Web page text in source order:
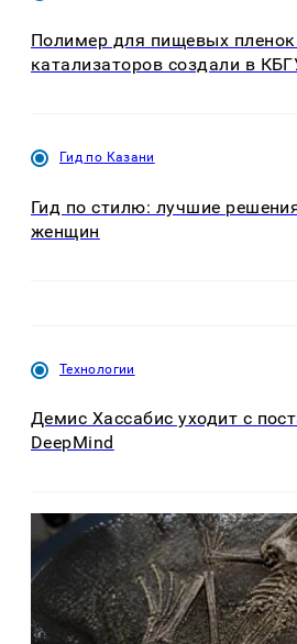
Полимер для пищевых
катализаторов создали в
Гид по Казани
Гид по стилю: лучшие
женщин
Технологии
Демис Хассабис уходит с
DeepMind